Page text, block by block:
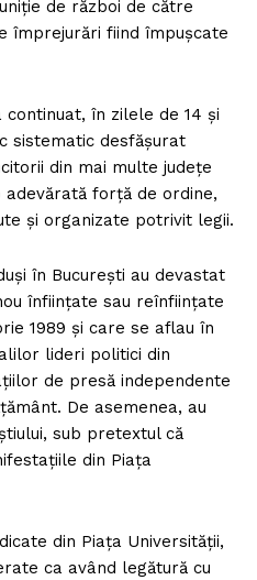
de război de către
împrejurări fiind împuşcate
în zilele de 14 şi
sistematic desfășurat
din mai multe judeţe
forţă de ordine,
şi organizate potrivit legii.
în București au devastat
înființate sau reînființate
1989 și care se aflau în
lideri politici din
de presă independente
De asemenea, au
sub pretextul că
din Piața
din Piața Universității,
ca având legătură cu